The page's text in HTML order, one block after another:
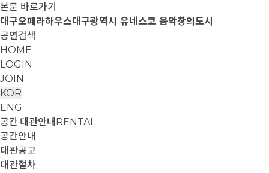
본문 바로가기
대구오페라하우스대구광역시 유네스코 음악창의도시
공연검색
HOME
LOGIN
JOIN
KOR
ENG
공간·대관안내 RENTAL
공간안내
대관공고
대관절차